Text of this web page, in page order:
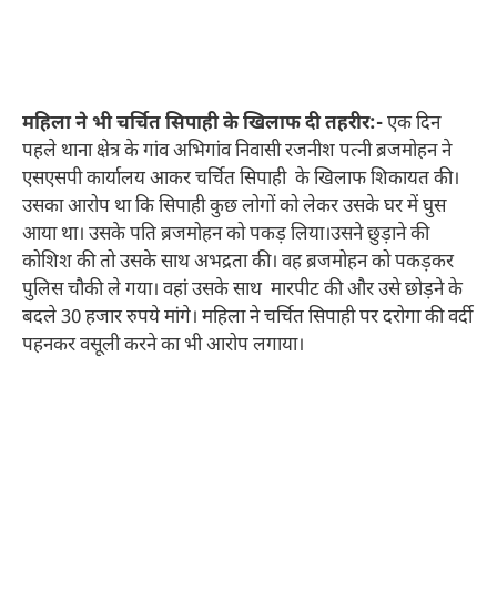
महिला ने भी चर्चित सिपाही के खिलाफ दी तहरीर:-एक दिन
पहले थाना क्षेत्र के गांव अभिगांव निवासी रजनीश पत्नी ब्रजमोहन ने
एसएसपी कार्यालय आकर चर्चित सिपाही के खिलाफ शिकायत की।
उसका आरोप था कि सिपाही कुछ लोगों को लेकर उसके घर में घुस
आया था। उसके पति ब्रजमोहन को पकड़ लिया।उसने छुड़ाने की
कोशिश की तो उसके साथ अभद्रता की। वह ब्रजमोहन को पकड़कर
पुलिस चौकी ले गया। वहां उसके साथ मारपीट की और उसे छोड़ने के
बदले 30 हजार रुपये मांगे। महिला ने चर्चित सिपाही पर दरोगा की वर्दी
पहनकर वसूली करने का भी आरोप लगाया।